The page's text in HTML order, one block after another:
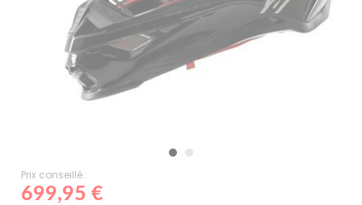
Prix conseillé :
699,95 €